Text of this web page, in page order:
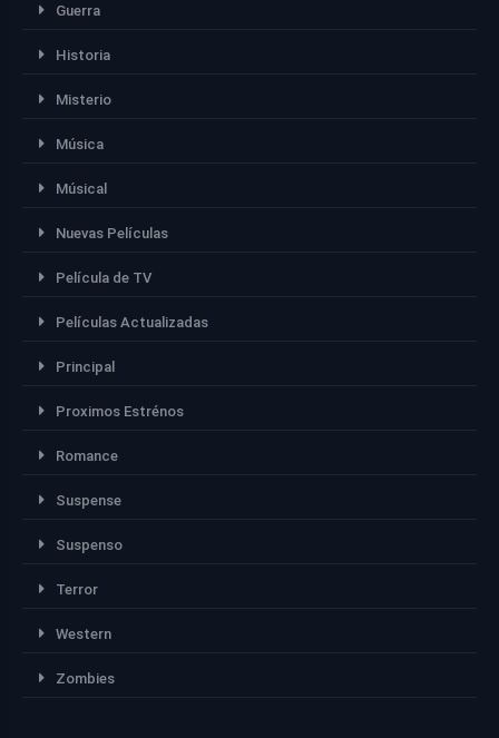
Guerra
Historia
Misterio
Música
Músical
Nuevas Películas
Película de TV
Películas Actualizadas
Principal
Proximos Estrénos
Romance
Suspense
Suspenso
Terror
Western
Zombies